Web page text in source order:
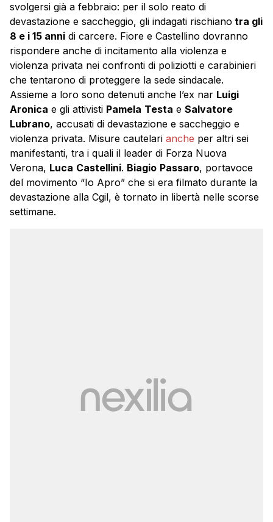
svolgersi già a febbraio: per il solo reato di
devastazione e saccheggio, gli indagati rischiano tra gli
8 e i 15 anni di carcere. Fiore e Castellino dovranno
rispondere anche di incitamento alla violenza e
violenza privata nei confronti di poliziotti e carabinieri
che tentarono di proteggere la sede sindacale.
Assieme a loro sono detenuti anche l’ex nar Luigi
Aronica e gli attivisti Pamela Testa e Salvatore
Lubrano, accusati di devastazione e saccheggio e
violenza privata. Misure cautelari anche per altri sei
manifestanti, tra i quali il leader di Forza Nuova
Verona, Luca Castellini. Biagio Passaro, portavoce
del movimento “Io Apro” che si era filmato durante la
devastazione alla Cgil, è tornato in libertà nelle scorse
settimane.